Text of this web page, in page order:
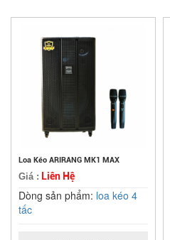
Loa Kéo ARIRANG MK1 MAX
Giá : Liên Hệ
Dòng sản phẩm: loa kéo 4
tấc